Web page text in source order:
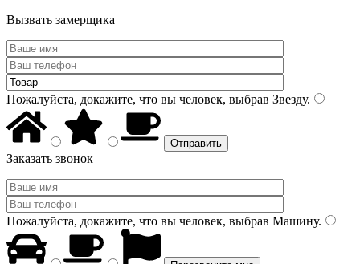
Вызвать замерщика
Пожалуйста, докажите, что вы человек, выбрав Звезду.
Заказать звонок
Пожалуйста, докажите, что вы человек, выбрав Машину.